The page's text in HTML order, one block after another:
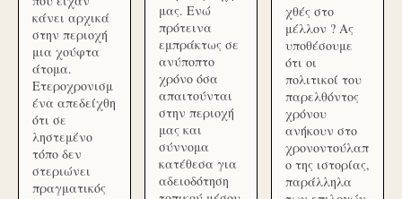
κάνει αρχικά
στην περιοχή
μια χούφτα
άτομα.
Ετεροχρονισμ
ένα απεδείχθη
ότι σε
ληστεμένο
τόπο δεν
στεριώνει
πραγματικός
μας. Ενώ
πρότεινα
εμπράκτως σε
ανύποπτο
χρόνο όσα
απαιτούνται
στην περιοχή
μας και
σύννομα
κατέθεσα για
αδειοδότηση
χθές στο
μέλλον ? Ας
υποθέσουμε
ότι οι
πολιτικοί του
παρελθόντος
χρόνου
ανήκουν στο
χρονοντούλαπ
ο της ιστορίας,
παράλληλα